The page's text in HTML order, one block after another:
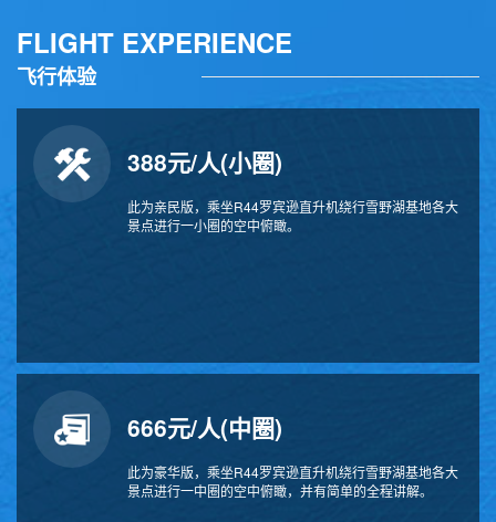
FLIGHT EXPERIENCE
飞行体验
388元/人(小圈)
此为亲民版，乘坐R44罗宾逊直升机绕行雪野湖基地各大
景点进行一小圈的空中俯瞰。
666元/人(中圈)
此为豪华版，乘坐R44罗宾逊直升机绕行雪野湖基地各大
景点进行一中圈的空中俯瞰，并有简单的全程讲解。